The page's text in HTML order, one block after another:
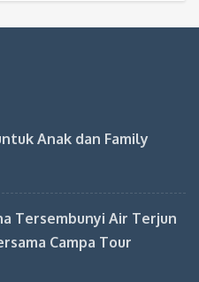
Anak dan Family
Tersembunyi Air Terjun
Campa Tour